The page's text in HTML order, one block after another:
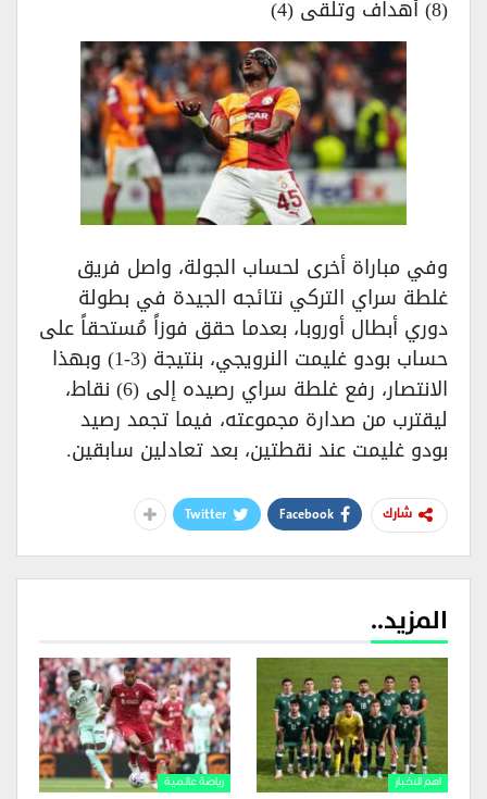
وفي مباراة أخرى لحساب الجولة، واصل فريق
غلطة سراي التركي نتائجه الجيدة في بطولة
دوري أبطال أوروبا، بعدما حقق فوزاً مُستحقاً على
حساب بودو غليمت النرويجي، بنتيجة (3-1) وبهذا
الانتصار، رفع غلطة سراي رصيده إلى (6) نقاط،
ليقترب من صدارة مجموعته، فيما تجمد رصيد
بودو غليمت عند نقطتين، بعد تعادلين سابقين.
شارك Facebook
Twitter
المزيد..
اهم الاخبار رياضة عالمية